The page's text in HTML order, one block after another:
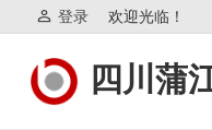
欢迎光临！
登录
四川蒲